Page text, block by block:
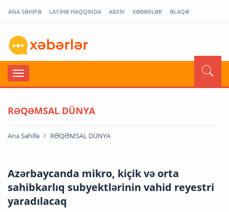
ANA SƏHİFƏ LAYİHƏ HAQQINDA ARXİV XƏBƏRLƏR ƏLAQƏ
RƏQƏMSAL DÜNYA
Ana Səhifə RƏQƏMSAL DÜNYA
Azərbaycanda mikro, kiçik və orta
sahibkarlıq subyektlərinin vahid reyestri
yaradılacaq